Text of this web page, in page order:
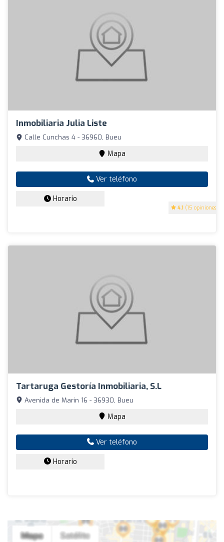
Inmobiliaria Julia Liste
4.1 (15 opiniones)
Calle Cunchas 4 - 36960, Bueu
Mapa
Ver teléfono
Horario
Tartaruga Gestoría Inmobiliaria, S.L
Avenida de Marín 16 - 36930, Bueu
Mapa
Ver teléfono
Horario